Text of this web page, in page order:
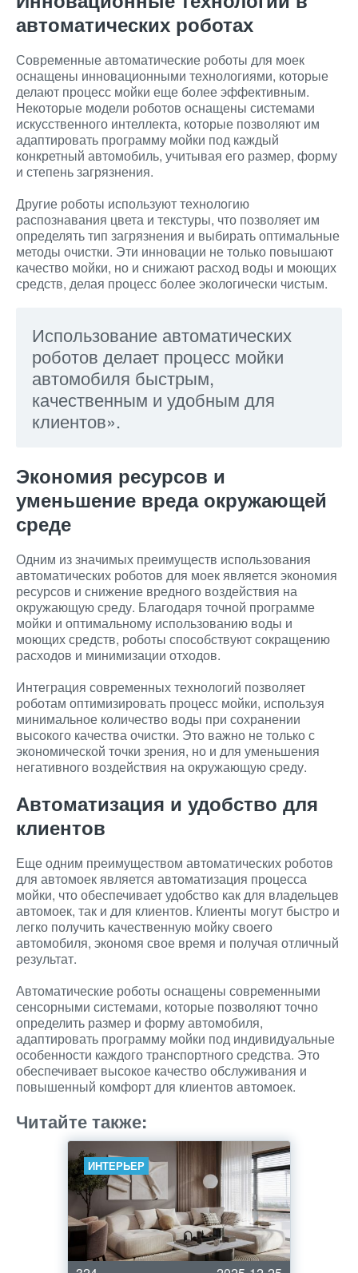
автоматических роботах
Современные автоматические роботы для моек
оснащены инновационными технологиями, которые
делают процесс мойки еще более эффективным.
Некоторые модели роботов оснащены системами
искусственного интеллекта, которые позволяют им
адаптировать программу мойки под каждый
конкретный автомобиль, учитывая его размер, форму
и степень загрязнения.
Другие роботы используют технологию
распознавания цвета и текстуры, что позволяет им
определять тип загрязнения и выбирать оптимальные
методы очистки. Эти инновации не только повышают
качество мойки, но и снижают расход воды и моющих
средств, делая процесс более экологически чистым.
Использование автоматических
роботов делает процесс мойки
автомобиля быстрым,
качественным и удобным для
клиентов».
Экономия ресурсов и
уменьшение вреда окружающей
среде
Одним из значимых преимуществ использования
автоматических роботов для моек является экономия
ресурсов и снижение вредного воздействия на
окружающую среду. Благодаря точной программе
мойки и оптимальному использованию воды и
моющих средств, роботы способствуют сокращению
расходов и минимизации отходов.
Интеграция современных технологий позволяет
роботам оптимизировать процесс мойки, используя
минимальное количество воды при сохранении
высокого качества очистки. Это важно не только с
экономической точки зрения, но и для уменьшения
негативного воздействия на окружающую среду.
Автоматизация и удобство для
клиентов
Еще одним преимуществом автоматических роботов
для автомоек является автоматизация процесса
мойки, что обеспечивает удобство как для владельцев
автомоек, так и для клиентов. Клиенты могут быстро и
легко получить качественную мойку своего
автомобиля, экономя свое время и получая отличный
результат.
Автоматические роботы оснащены современными
сенсорными системами, которые позволяют точно
определить размер и форму автомобиля,
адаптировать программу мойки под индивидуальные
особенности каждого транспортного средства. Это
обеспечивает высокое качество обслуживания и
повышенный комфорт для клиентов автомоек.
Читайте также:
ИНТЕРЬЕР